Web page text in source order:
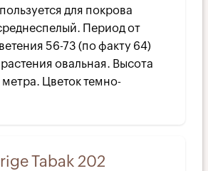
для покрова
Период от
56-73 (по факту 64)
овальная. Высота
метра. Цветок темно-
Tabak 202